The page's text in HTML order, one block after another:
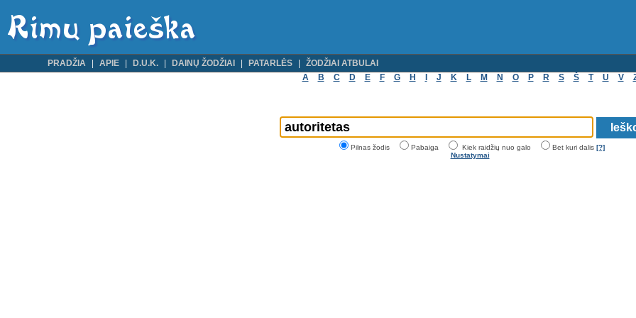
PRADŽIA APIE D.U.K. DAINŲ ŽODŽIAI PATARLĖS
ŽODŽIAI ATBULAI
A
B C D E F G H J K L M N O P R S Š T U V
Pilnas žodis Pabaiga Kiek raidžių nuo galo Bet kuri dalis [?]
Nustatymai